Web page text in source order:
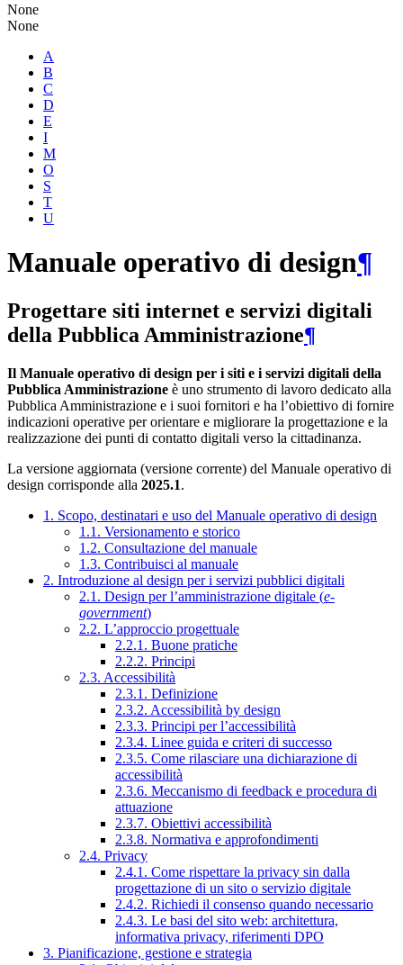
None
None
A
B
C
D
E
I
M
O
S
T
U
Manuale operativo di design¶
Progettare siti internet e servizi digitali
della Pubblica Amministrazione¶
Il Manuale operativo di design per i siti e i servizi digitali della
Pubblica Amministrazione è uno strumento di lavoro dedicato alla
Pubblica Amministrazione e i suoi fornitori e ha l’obiettivo di fornire
indicazioni operative per orientare e migliorare la progettazione e la
realizzazione dei punti di contatto digitali verso la cittadinanza.
La versione aggiornata (versione corrente) del Manuale operativo di
design corrisponde alla 2025.1.
1. Scopo, destinatari e uso del Manuale operativo di design
1.1. Versionamento e storico
1.2. Consultazione del manuale
1.3. Contribuisci al manuale
2. Introduzione al design per i servizi pubblici digitali
2.1. Design per l’amministrazione digitale (e-
government)
2.2. L’approccio progettuale
2.2.1. Buone pratiche
2.2.2. Principi
2.3. Accessibilità
2.3.1. Definizione
2.3.2. Accessibilità by design
2.3.3. Principi per l’accessibilità
2.3.4. Linee guida e criteri di successo
2.3.5. Come rilasciare una dichiarazione di
accessibilità
2.3.6. Meccanismo di feedback e procedura di
attuazione
2.3.7. Obiettivi accessibilità
2.3.8. Normativa e approfondimenti
2.4. Privacy
2.4.1. Come rispettare la privacy sin dalla
progettazione di un sito o servizio digitale
2.4.2. Richiedi il consenso quando necessario
2.4.3. Le basi del sito web: architettura,
informativa privacy, riferimenti DPO
3. Pianificazione, gestione e strategia